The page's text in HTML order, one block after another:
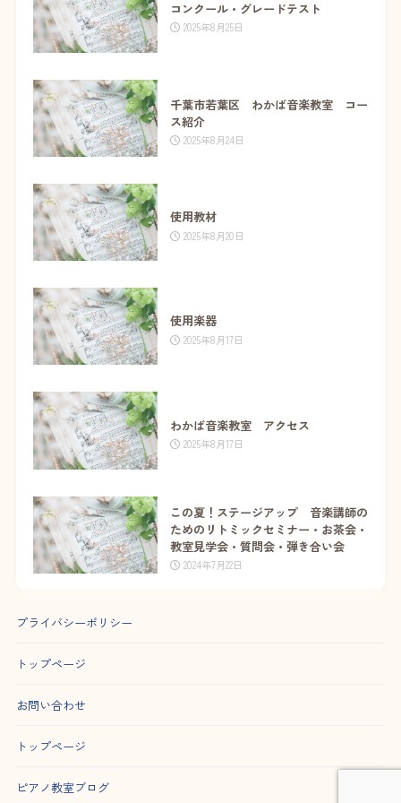
コンクール・グレードテスト
2025年8月25日
千葉市若葉区 わかば音楽教室 コー
ス紹介
2025年8月24日
使用教材
2025年8月20日
使用楽器
2025年8月17日
わかば音楽教室 アクセス
2025年8月17日
この夏！ステージアップ 音楽講師の
ためのリトミックセミナー・お茶会・
教室見学会・質問会・弾き合い会
2024年7月22日
プライバシーポリシー
トップページ
お問い合わせ
トップページ
ピアノ教室ブログ